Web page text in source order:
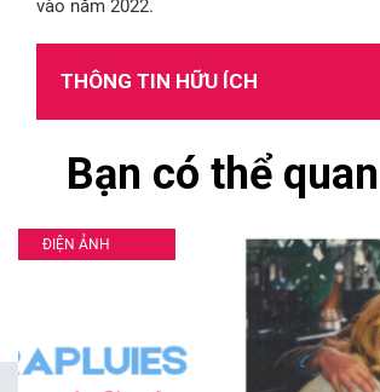
vào năm 2022.
THÔNG TIN HỮU ÍCH
Bạn có thể
ĐIỆN ẢNH